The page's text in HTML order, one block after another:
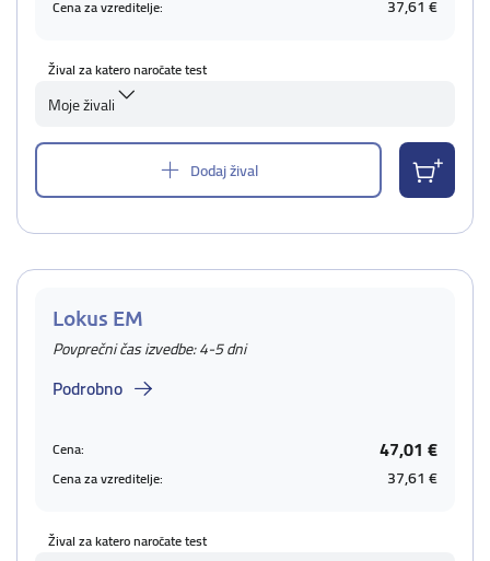
Cena za vzreditelje: 37,61 €
Žival za katero naročate test
Moje živali
Dodaj žival
Lokus EM
Povprečni čas izvedbe: 4-5 dni
Podrobno
Cena: 47,01 €
Cena za vzreditelje: 37,61 €
Žival za katero naročate test